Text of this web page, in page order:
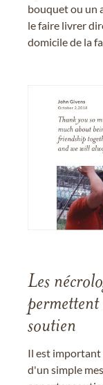
bouquet ou un
le faire livrer
domicile de la
Les
permettent
soutien
Il est important
d'un simple